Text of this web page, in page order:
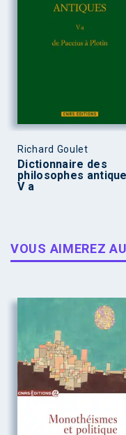
Richard Goulet
Dictionnaire des
philosophes
V a
VOUS AIMEREZ